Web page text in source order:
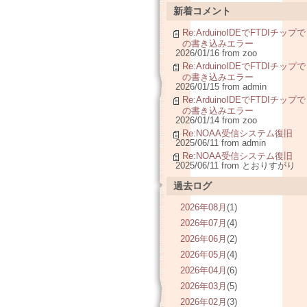
新着コメント
Re:ArduinoIDEでFTDIチップで
の書き込みエラー
2026/01/16 from zoo
Re:ArduinoIDEでFTDIチップで
の書き込みエラー
2026/01/15 from admin
Re:ArduinoIDEでFTDIチップで
の書き込みエラー
2026/01/14 from zoo
Re:NOAA受信システム復旧
2025/06/11 from admin
Re:NOAA受信システム復旧
2025/06/11 from とおりすがり
過去ログ
2026年08月 (1)
2026年07月 (4)
2026年06月 (2)
2026年05月 (4)
2026年04月 (6)
2026年03月 (5)
2026年02月 (3)